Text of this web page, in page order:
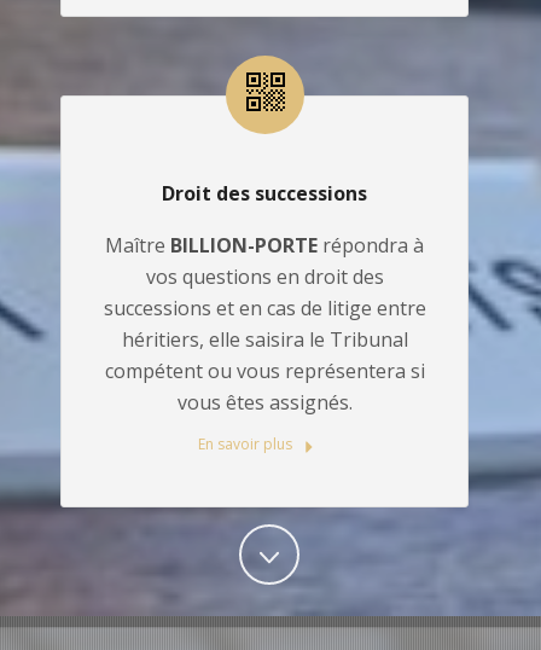
Droit des successions
Maître BILLION-PORTE répondra à
vos questions en droit des
successions et en cas de litige entre
héritiers, elle saisira le Tribunal
compétent ou vous représentera si
vous êtes assignés.
En savoir plus